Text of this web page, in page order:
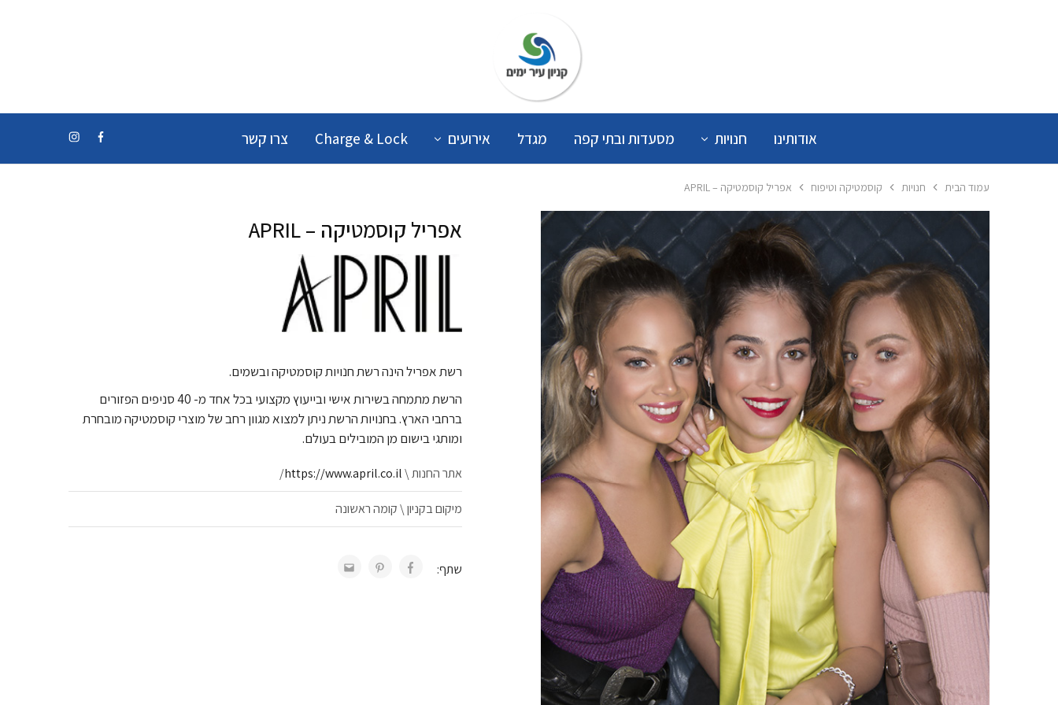
קניון
עיר
ימים
אודותינו חנויות מסעדות ובתי קפה מגדל אירועים Charge & Lock צרו קשר
עמוד הבית חנויות קוסמטיקה וטיפוח אפריל קוסמטיקה – APRIL
אפריל קוסמטיקה – APRIL
רשת אפריל הינה רשת חנויות קוסמטיקה ובשמים.
הרשת מתמחה בשירות אישי ובייעוץ מקצועי בכל אחד מ- 40 סניפים הפזורים
ברחבי הארץ. בחנויות הרשת ניתן למצוא מגוון רחב של מוצרי קוסמטיקה מובחרת
ומותגי בישום מן המובילים בעולם.
אתר החנות \https://www.april.co.il
/
מיקום בקניון \ קומה ראשונה
שתף: